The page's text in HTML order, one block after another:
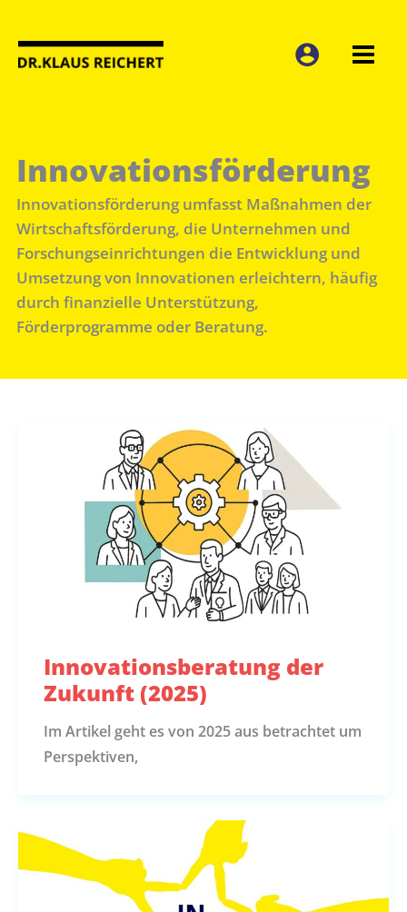
Inhalt
springen
Innovationsförderung
Innovationsförderung umfasst Maßnahmen der
Wirtschaftsförderung, die Unternehmen und
Forschungseinrichtungen die Entwicklung und
Umsetzung von Innovationen erleichtern, häufig
durch finanzielle Unterstützung,
Förderprogramme oder Beratung.
Innovationsberatung der
Zukunft (2025)
Im Artikel geht es von 2025 aus betrachtet um
Perspektiven,